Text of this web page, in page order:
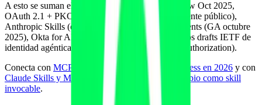
A esto se suman el Apps SDK de OpenAI (preview Oct 2025,
OAuth 2.1 + PKCE + OIDC, ChatGPT como cliente público),
Anthropic Skills (octubre 2025), Auth0 for AI Agents (GA octubre
2025), Okta for AI Agents (GA 30 abril 2026) y los drafts IETF de
identidad agéntica (AAuth, On-Behalf-Of User Authorization).
Conecta con MCP, ChatGPT Apps y software fitness en 2026 y con
Claude Skills y MCP de Anthropic: tu método propio como skill
invocable.